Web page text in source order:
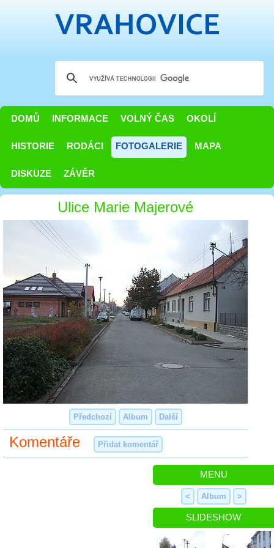
DOMŮ INFORMACE VOLNÝ ČAS OKOLÍ
HISTORIE RODÁCI FOTOGALERIE MAPA
DISKUZE ZÁVĚR
Ulice Marie Majerové
Předchozí Album Další
Komentáře Přidat komentář
MENU
< Album >
SLIDESHOW